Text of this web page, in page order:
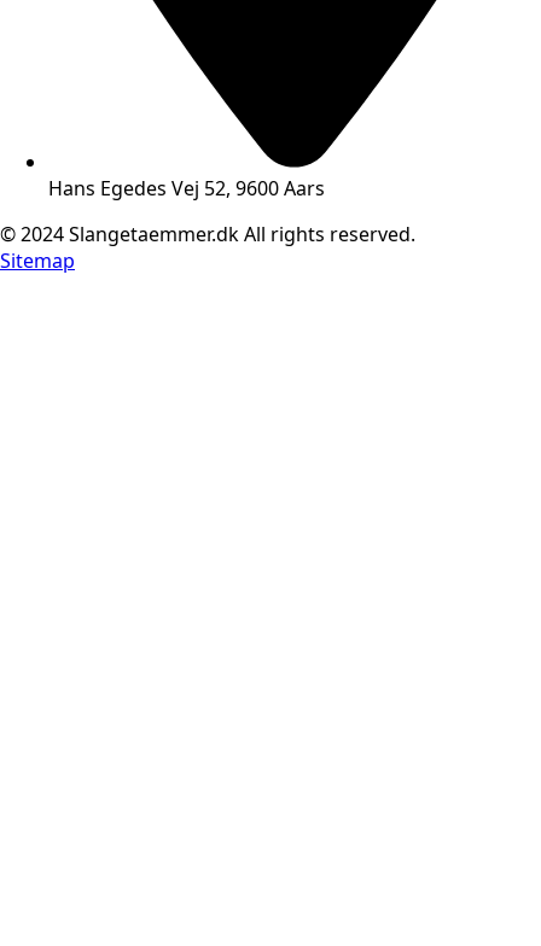
Hans Egedes Vej 52, 9600 Aars
© 2024 Slangetaemmer.dk All rights reserved.
Sitemap